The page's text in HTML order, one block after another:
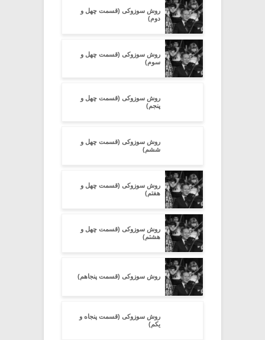
روش سوزوکی (قسمت چهل و
دوم)
روش سوزوکی (قسمت چهل و
سوم)
روش سوزوکی (قسمت چهل و
پنجم)
روش سوزوکی (قسمت چهل و
ششم)
روش سوزوکی (قسمت چهل و
هفتم)
روش سوزوکی (قسمت چهل و
هشتم)
روش سوزوکی (قسمت پنجاهم)
روش سوزوکی (قسمت پنجاه و
یکم)